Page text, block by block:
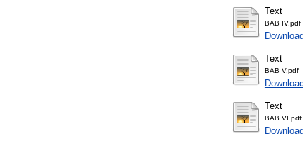
Text
BAB IV.pdf
Text
BAB V.pdf
Text
BAB VI.pdf